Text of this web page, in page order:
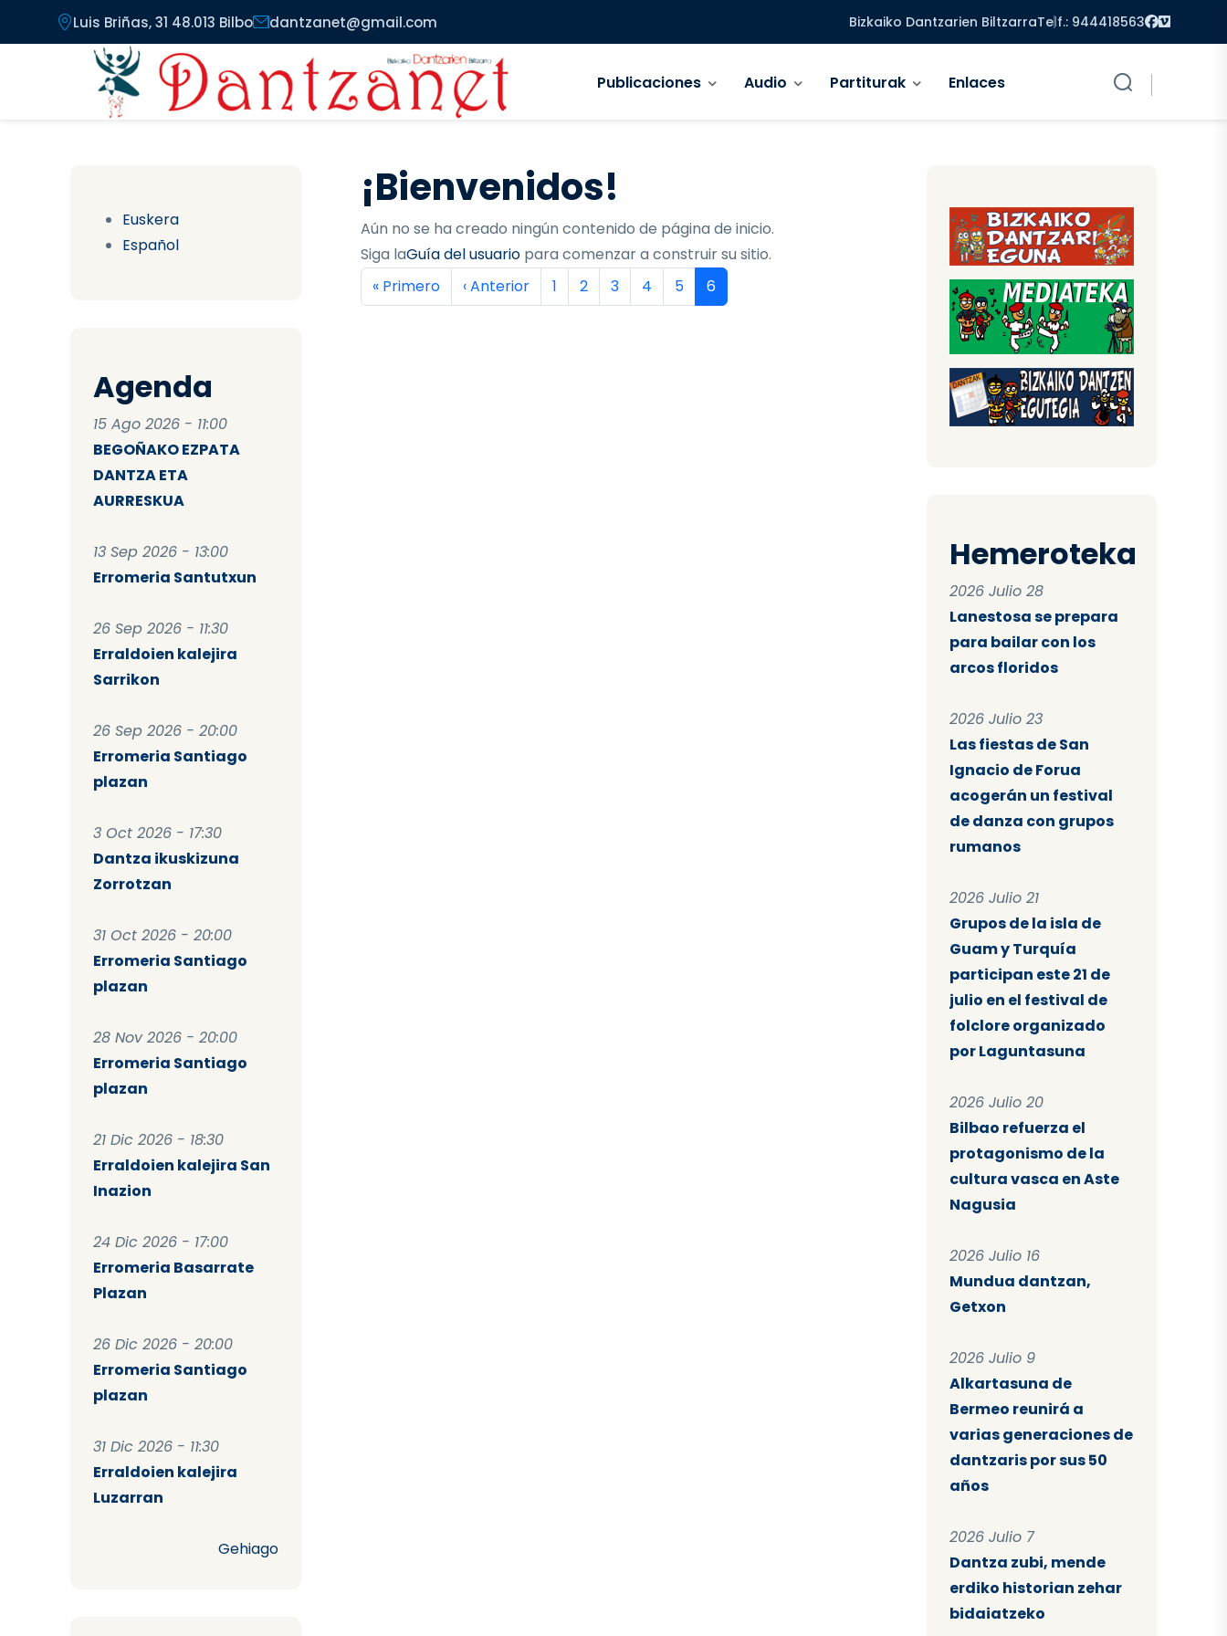
Pasar al contenido principal
Luis Briñas, 31 48.013 Bilbo dantzanet@gmail.com Bizkaiko Dantzarien BiltzarraTelf.: 944418563 Facebook
Vimeo
Publicaciones Audio Partiturak Enlaces
Euskera
Español
Agenda
15 Ago 2026 - 11:00
BEGOÑAKO EZPATA
DANTZA ETA
AURRESKUA
13 Sep 2026 - 13:00
Erromeria Santutxun
26 Sep 2026 - 11:30
Erraldoien kalejira
Sarrikon
26 Sep 2026 - 20:00
Erromeria Santiago
plazan
3 Oct 2026 - 17:30
Dantza ikuskizuna
Zorrotzan
31 Oct 2026 - 20:00
Erromeria Santiago
plazan
28 Nov 2026 - 20:00
Erromeria Santiago
plazan
21 Dic 2026 - 18:30
Erraldoien kalejira San
Inazion
24 Dic 2026 - 17:00
Erromeria Basarrate
Plazan
26 Dic 2026 - 20:00
Erromeria Santiago
plazan
31 Dic 2026 - 11:30
Erraldoien kalejira
Luzarran
Gehiago
¡Bienvenidos!
Aún no se ha creado ningún contenido de página de inicio.
Siga laGuía del usuariopara comenzar a construir su sitio.
Paginación
Primera página
« Primero Página anterior
‹ Anterior Página
1 Página
2 Página
3 Página
4 Página
5 Página actual
6
Hemeroteka
2026 Julio 28
Lanestosa se prepara
para bailar con los
arcos floridos
2026 Julio 23
Las fiestas de San
Ignacio de Forua
acogerán un festival
de danza con grupos
rumanos
2026 Julio 21
Grupos de la isla de
Guam y Turquía
participan este 21 de
julio en el festival de
folclore organizado
por Laguntasuna
2026 Julio 20
Bilbao refuerza el
protagonismo de la
cultura vasca en Aste
Nagusia
2026 Julio 16
Mundua dantzan,
Getxon
2026 Julio 9
Alkartasuna de
Bermeo reunirá a
varias generaciones de
dantzaris por sus 50
años
2026 Julio 7
Dantza zubi, mende
erdiko historian zehar
bidaiatzeko